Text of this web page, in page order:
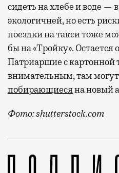
сидеть на хлебе и воде —
экологичней, но есть
поездки на такси тоже
бы на «Тройку». Остается
Патриаршие с картонной
внимательным, там
побирающиесяна новый
Фото: shutterstock.com
Согласно проекту